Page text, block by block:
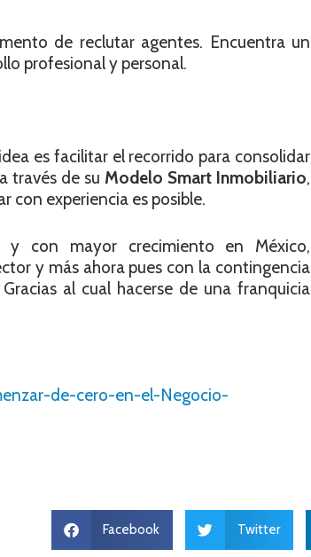
de reclutar agentes. Encuentra un
profesional y personal.
es facilitar el recorrido para consolidar
través de su Modelo Smart Inmobiliario,
con experiencia es posible.
y con mayor crecimiento en México,
y más ahora pues con la contingencia
al cual hacerse de una franquicia
de-cero-en-el-Negocio-
Facebook Twitter